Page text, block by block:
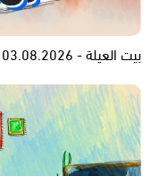
بيت العيلة - 03.08.2026